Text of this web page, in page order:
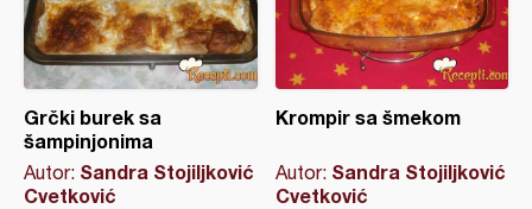
Grčki burek sa
šampinjonima
Autor: Sandra Stojiljković
Cvetković
Krompir sa šmekom
Autor: Sandra Stojiljković
Cvetković